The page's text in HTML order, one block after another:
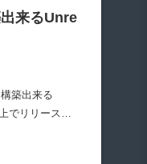
来るUnre
築出来る
でリリースさ